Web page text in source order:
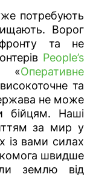
потребують
Ворог
та не
People’s
«Оперативне
та
не може
бійцям. Наші
за мир у
із вами силах
швидше
землю від